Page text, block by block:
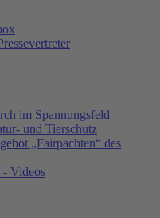
im Spannungsfeld
und Tierschutz
„Fairpachten“ des
- Videos